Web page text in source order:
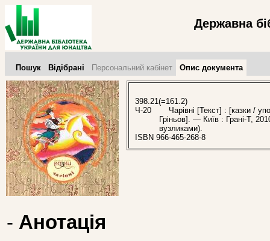
Державна
Пошук Відібрані Персональний кабінет Опис документа
398.21(=161.2)
Ч-20
Чарівні [Текст] : [казки /
Гріньов]. — Київ : Грані-Т,
вузликами).
ISBN 966-465-268-8
- Анотація